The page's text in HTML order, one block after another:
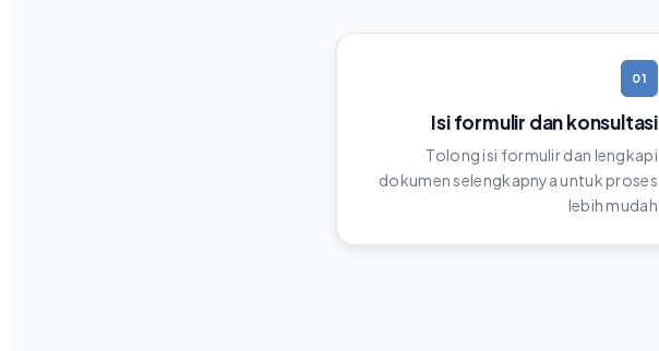
01
Isi formulir dan konsultasi
Tolong isi formulir dan lengkapi
dokumen selengkapnya untuk proses
lebih mudah